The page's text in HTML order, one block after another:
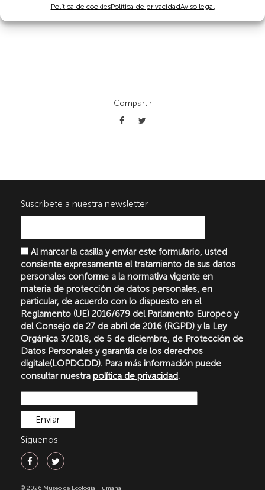
Política de cookiesPolítica de privacidadAviso legal
Compartir
Suscribete a nuestra newsletter
Al marcar la casilla y enviar este formulario, usted
consiente expresamente el tratamiento de sus datos
personales conforme a la normativa vigente en
materia de protección de datos personales, en
particular, de acuerdo con lo dispuesto en el
Reglamento (UE) 2016/679 del Parlamento Europeo y
del Consejo de 27 de abril de 2016 (RGPD) y la Ley
Orgánica 3/2018, de 5 de diciembre, de Protección de
Datos Personales y garantía de los derechos
digitale(LOPDGDD). Para más información puede
consultar nuestra política de privacidad.
Síguenos
© 2026 Museo de Ecología Humana